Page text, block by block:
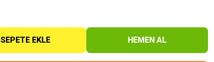
SEPETE EKLE HEMEN AL